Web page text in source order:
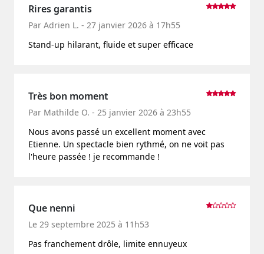
Rires garantis
Par Adrien L. - 27 janvier 2026 à 17h55
Stand-up hilarant, fluide et super efficace
Très bon moment
Par Mathilde O. - 25 janvier 2026 à 23h55
Nous avons passé un excellent moment avec
Etienne. Un spectacle bien rythmé, on ne voit pas
l'heure passée ! je recommande !
Que nenni
Le 29 septembre 2025 à 11h53
Pas franchement drôle, limite ennuyeux